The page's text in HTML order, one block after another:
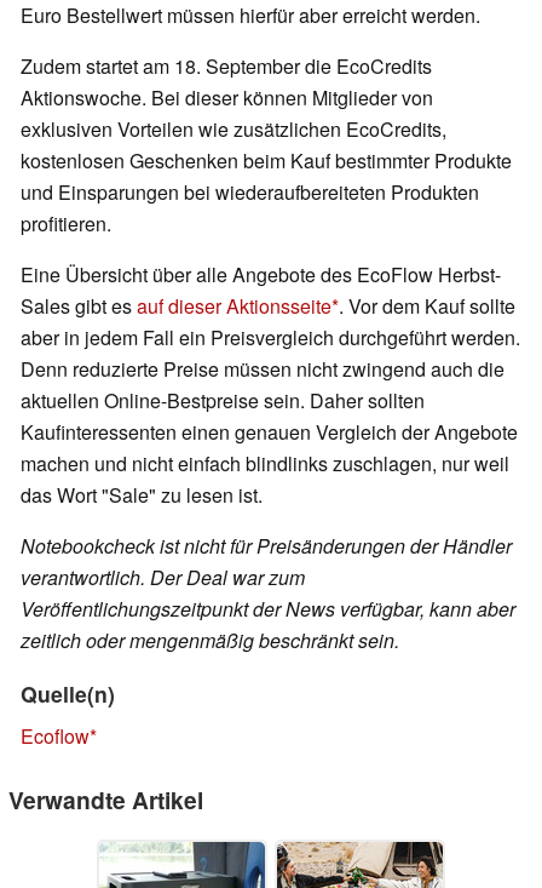
Euro Bestellwert müssen hierfür aber erreicht werden.
Zudem startet am 18. September die EcoCredits
Aktionswoche. Bei dieser können Mitglieder von
exklusiven Vorteilen wie zusätzlichen EcoCredits,
kostenlosen Geschenken beim Kauf bestimmter Produkte
und Einsparungen bei wiederaufbereiteten Produkten
profitieren.
Eine Übersicht über alle Angebote des EcoFlow Herbst-
Sales gibt esauf dieser Aktionsseite . Vor dem Kauf sollte
aber in jedem Fall ein Preisvergleich durchgeführt werden.
Denn reduzierte Preise müssen nicht zwingend auch die
aktuellen Online-Bestpreise sein. Daher sollten
Kaufinteressenten einen genauen Vergleich der Angebote
machen und nicht einfach blindlinks zuschlagen, nur weil
das Wort "Sale" zu lesen ist.
Notebookcheck ist nicht für Preisänderungen der Händler
verantwortlich. Der Deal war zum
Veröffentlichungszeitpunkt der News verfügbar, kann aber
zeitlich oder mengenmäßig beschränkt sein.
Quelle(n)
Ecoflow
Verwandte Artikel